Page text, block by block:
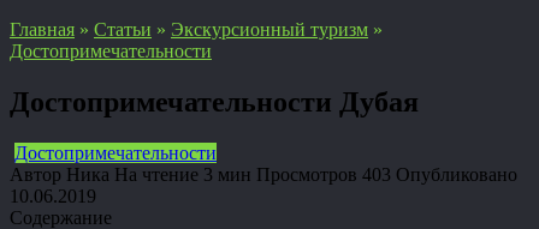
Главная » Статьи » Экскурсионный туризм »
Достопримечательности
Достопримечательности Дубая
Достопримечательности
Автор Ника На чтение 3 мин Просмотров 403 Опубликовано
10.06.2019
Содержание